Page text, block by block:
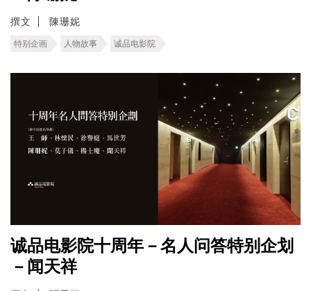
撰文 陳珊妮
特别企画 人物故事 诚品电影院
诚品电影院十周年－名人问答特别企划
－闻天祥